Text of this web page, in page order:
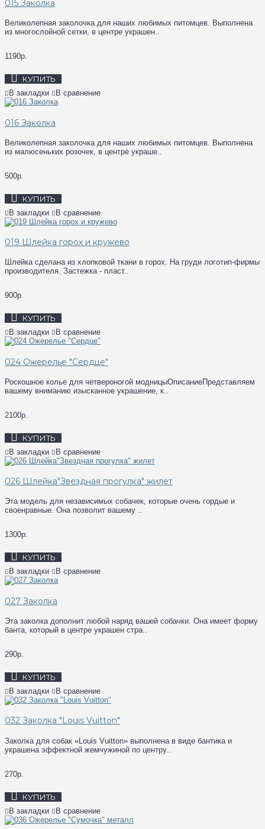
015 Заколка
Великолепная заколочка для наших любимых питомцев. Выполнена
из многослойной сетки, в центре украшен..
1190р.
КУПИТЬ
В закладки В сравнение
016 Заколка
Великолепная заколочка для наших любимых питомцев. Выполнена
из малюсеньких розочек, в центре украше..
500р.
КУПИТЬ
В закладки В сравнение
019 Шлейка горох и кружево
Шлейка сделана из хлопковой ткани в горох. На груди логотип-фирмы
производителя. Застежка - пласт..
900р.
КУПИТЬ
В закладки В сравнение
024 Ожерелье "Сердце"
Роскошное колье для четвероногой модницыОписаниеПредставляем
вашему вниманию изысканное украшение, к..
2100р.
КУПИТЬ
В закладки В сравнение
026 Шлейка"Звездная прогулка" жилет
Эта модель для независимых собачек, которые очень гордые и
своенравные. Она позволит вашему ..
1300р.
КУПИТЬ
В закладки В сравнение
027 Заколка
Эта заколка дополнит любой наряд вашей собачки. Она имеет форму
банта, который в центре украшен стра..
290р.
КУПИТЬ
В закладки В сравнение
032 Заколка "Louis Vuitton"
Заколка для собак «Louis Vuitton» выполнена в виде бантика и
украшена эффектной жемчужиной по центру..
270р.
КУПИТЬ
В закладки В сравнение